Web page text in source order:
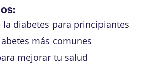
la diabetes para principiantes
más comunes
mejorar tu salud